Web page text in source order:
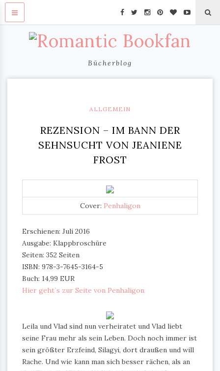
Bücherblog
ALLGEMEIN
REZENSION – IM BANN DER
SEHNSUCHT VON JEANIENE
FROST
Cover: Penhaligon
Erschienen: Juli 2016
Ausgabe: Klappbroschüre
Seiten: 352 Seiten
ISBN: 978-3-7645-3164-5
Buch: 14,99 EUR
Hier geht`s zur Seite von Penhaligon
Leila und Vlad sind nun verheiratet und Vlad liebt
seine Frau mehr als sein Leben. Doch noch immer ist
sein größter Erzfeind, Silagyi, dort draußen und will
Rache. Und wie kann man sich besser rächen, als an